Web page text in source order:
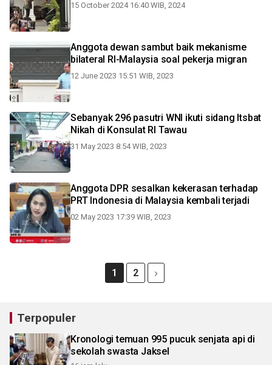
15 October 2024 16:40 WIB, 2024
Anggota dewan sambut baik mekanisme
bilateral RI-Malaysia soal pekerja migran
12 June 2023 15:51 WIB, 2023
Sebanyak 296 pasutri WNI ikuti sidang Itsbat
Nikah di Konsulat RI Tawau
31 May 2023 8:54 WIB, 2023
Anggota DPR sesalkan kekerasan terhadap
PRT Indonesia di Malaysia kembali terjadi
02 May 2023 17:39 WIB, 2023
1 2
Terpopuler
Kronologi temuan 995 pucuk senjata api di
sekolah swasta Jaksel